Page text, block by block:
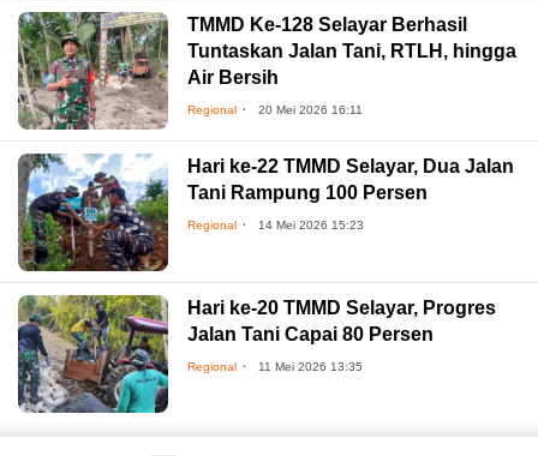
TMMD Ke-128 Selayar Berhasil
Tuntaskan Jalan Tani, RTLH, hingga
Air Bersih
Regional 20 Mei 2026 16:11
Hari ke-22 TMMD Selayar, Dua Jalan
Tani Rampung 100 Persen
Regional 14 Mei 2026 15:23
Hari ke-20 TMMD Selayar, Progres
Jalan Tani Capai 80 Persen
Regional 11 Mei 2026 13:35